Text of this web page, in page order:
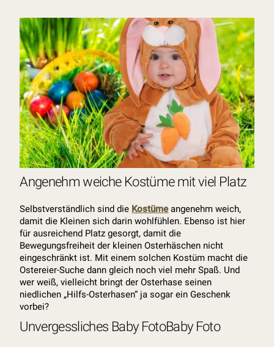
Angenehm weiche Kostüme mit viel Platz
Selbstverständlich sind die Kostümeangenehm weich,
damit die Kleinen sich darin wohlfühlen. Ebenso ist hier
für ausreichend Platz gesorgt, damit die
Bewegungsfreiheit der kleinen Osterhäschen nicht
eingeschränkt ist. Mit einem solchen Kostüm macht die
Ostereier-Suche dann gleich noch viel mehr Spaß. Und
wer weiß, vielleicht bringt der Osterhase seinen
niedlichen „Hilfs-Osterhasen“ ja sogar ein Geschenk
vorbei?
Unvergessliches Baby FotoBaby Foto